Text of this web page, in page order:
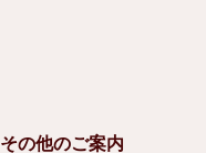
その他のご案内